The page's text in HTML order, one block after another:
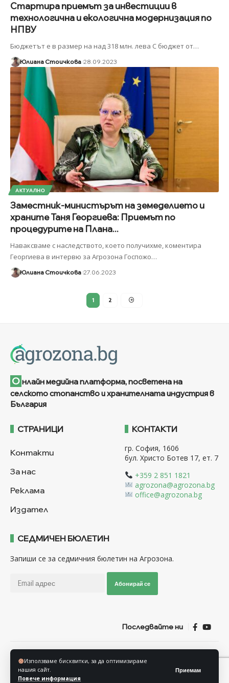
Използваме бисквитки, за да оптимизираме
нашия сайт.
Повече информация
Приемам
Стартира приемът за инвестиции в
технологична и екологична модернизация по
НПВУ
Бюджетът е в размер на над 318 млн. лева С бюджет от…
Юлиана Стоичкова 28.09.2023
АКТУАЛНО
Заместник-министърът на земеделието и
храните Таня Георгиева: Приемът по
процедурите на Плана...
Наваксваме с наследството, което получихме, коментира
Георгиева в интервю за Агрозона Госпожо…
Юлиана Стоичкова 27.06.2023
1 2
О нлайн медийна платформа, посветена на
селското стопанство и хранителната индустрия в
България
СТРАНИЦИ
Контакти
За нас
Реклама
Издател
КОНТАКТИ
гр. София, 1606
бул. Христо Ботев 17, ет. 7
+359 2 851 1821
agrozona@agrozona.bg
office@agrozona.bg
СЕДМИЧЕН БЮЛЕТИН
Запиши се за седмичния бюлетин на Агрозона.
Абонирай се
Последвайте ни
Политика за защита на личните данни